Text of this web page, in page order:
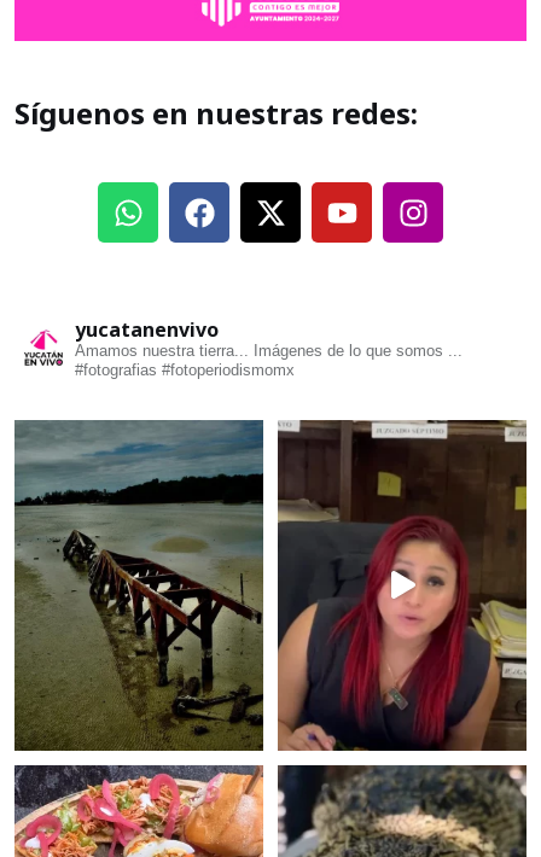
Síguenos en nuestras redes:
yucatanenvivo
Amamos nuestra tierra... Imágenes de lo que somos ...
#fotografias #fotoperiodismomx